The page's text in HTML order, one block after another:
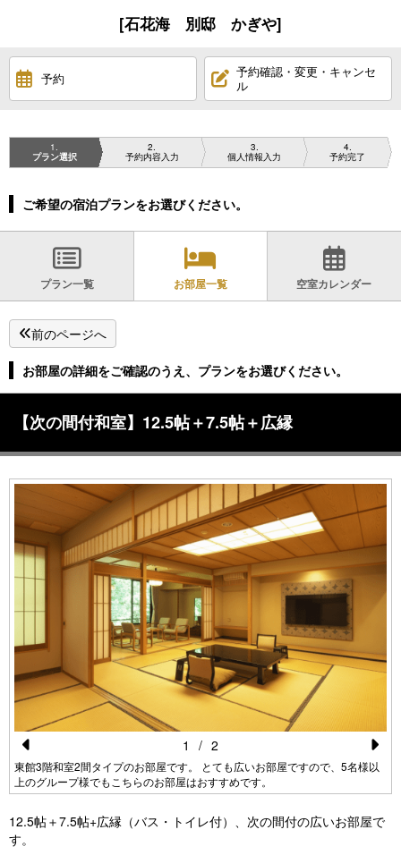
[石花海 別邸 かぎや]
予約
予約確認・変更・キャンセ
ル
1
プラン選択
2
予約内容入力
3
個人情報入力
4
予約完了
ご希望の宿泊プランをお選びください。
プラン一覧 お部屋一覧 空室カレンダー
前のページへ
お部屋の詳細をご確認のうえ、プランをお選びください。
【次の間付和室】12.5帖＋7.5帖＋広縁
Pr
e
vi
東館3階和室2間タイプのお部屋です。 とても広いお部屋ですので、5名様以
上のグループ様でもこちらのお部屋はおすすめです。
N
e
xt
1 / 2
12.5帖＋7.5帖+広縁（バス・トイレ付）、次の間付の広いお部屋で
す。